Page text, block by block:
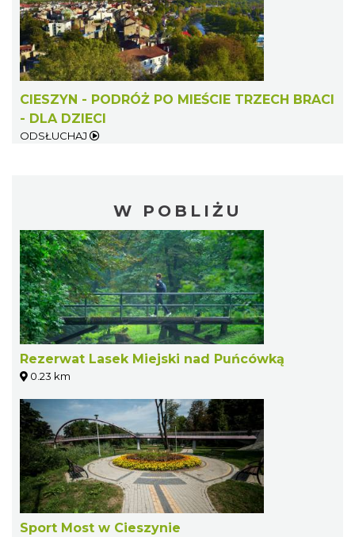
CIESZYN - PODRÓŻ PO MIEŚCIE TRZECH BRACI
- DLA DZIECI
ODSŁUCHAJ
W POBLIŻU
Rezerwat Lasek Miejski nad Puńcówką
0.23 km
Sport Most w Cieszynie